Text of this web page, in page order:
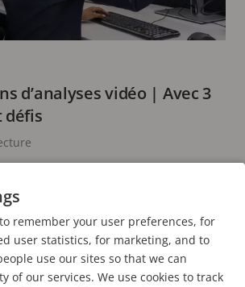
d’analyses vidéo | Avec 3
défis
PAGE
2 PAGE
3 PAGE
4 PAGE
5
PAGE
SUIVANTE
>
remember your user preferences, for
user statistics, for marketing, and to
use our sites so that we can
of our services. We use cookies to track